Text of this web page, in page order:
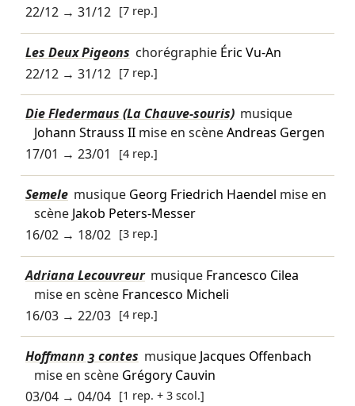
22/12→ 31/12 [7 rep.]
Les Deux Pigeons chorégraphie Éric Vu-An
22/12→ 31/12 [7 rep.]
Die Fledermaus (La Chauve-souris) musique
Johann Strauss IImise en scèneAndreas Gergen
17/01 → 23/01 [4 rep.]
Semele musique Georg Friedrich Haendel mise en
scène Jakob Peters-Messer
16/02→ 18/02 [3 rep.]
Adriana Lecouvreur musique Francesco Cilea
mise en scène Francesco Micheli
16/03→ 22/03 [4 rep.]
Hoffmann 3 contes musique Jacques Offenbach
mise en scène Grégory Cauvin
03/04→ 04/04 [1 rep. + 3 scol.]